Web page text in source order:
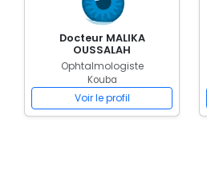
Docteur MALIKA
OUSSALAH
Ophtalmologiste
Kouba
Voir le profil